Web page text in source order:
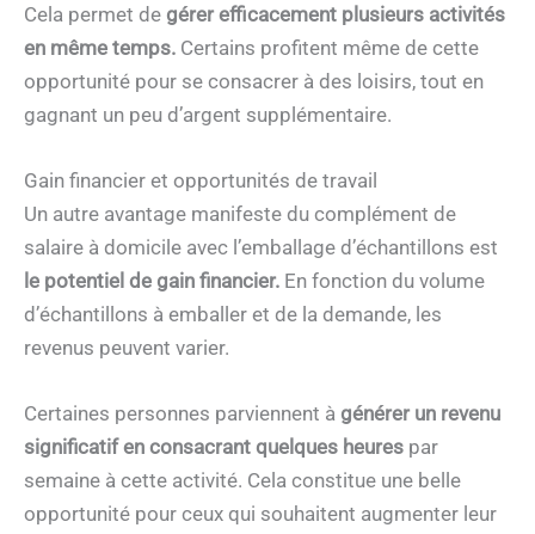
Cela permet de gérer efficacement plusieurs activités
en même temps. Certains profitent même de cette
opportunité pour se consacrer à des loisirs, tout en
gagnant un peu d’argent supplémentaire.
Gain financier et opportunités de travail
Un autre avantage manifeste du complément de
salaire à domicile avec l’emballage d’échantillons est
le potentiel de gain financier. En fonction du volume
d’échantillons à emballer et de la demande, les
revenus peuvent varier.
Certaines personnes parviennent à générer un revenu
significatif en consacrant quelques heures par
semaine à cette activité. Cela constitue une belle
opportunité pour ceux qui souhaitent augmenter leur